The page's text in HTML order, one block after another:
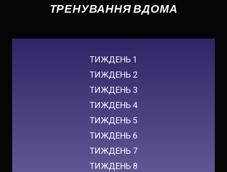
ТРЕНУВАННЯ ВДОМА
ТИЖДЕНЬ 1
ТИЖДЕНЬ 2
ТИЖДЕНЬ 3
ТИЖДЕНЬ 4
ТИЖДЕНЬ 5
ТИЖДЕНЬ 6
ТИЖДЕНЬ 7
ТИЖДЕНЬ 8